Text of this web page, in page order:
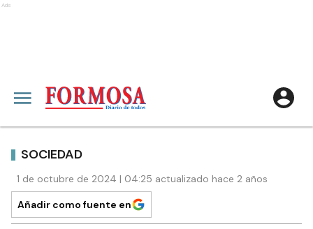
Ads
SOCIEDAD
1 de octubre de 2024 | 04:25 actualizado hace 2 años
Añadir como fuente en